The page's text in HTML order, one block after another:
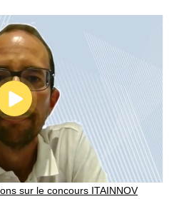
sur le concours ITAINNOV